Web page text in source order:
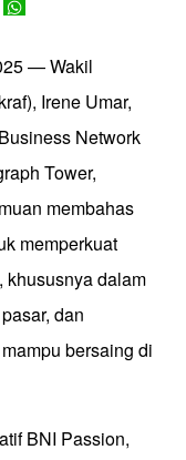
— Wakil
Irene Umar,
Network
Tower,
membahas
memperkuat
khususnya dalam
dan
bersaing di
BNI Passion,